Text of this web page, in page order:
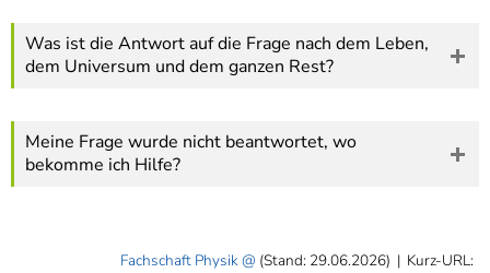
Was ist die Antwort auf die Frage nach dem Leben,
dem Universum und dem ganzen Rest?
Meine Frage wurde nicht beantwortet, wo
bekomme ich Hilfe?
Fachschaft Physik (Stand: 29.06.2026) | Kurz-URL: